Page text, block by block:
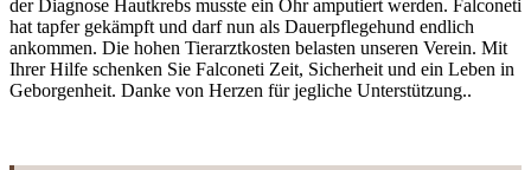
der Diagnose Hautkrebs musste ein Ohr amputiert werden. Falconeti
hat tapfer gekämpft und darf nun als Dauerpflegehund endlich
ankommen. Die hohen Tierarztkosten belasten unseren Verein. Mit
Ihrer Hilfe schenken Sie Falconeti Zeit, Sicherheit und ein Leben in
Geborgenheit. Danke von Herzen für jegliche Unterstützung..